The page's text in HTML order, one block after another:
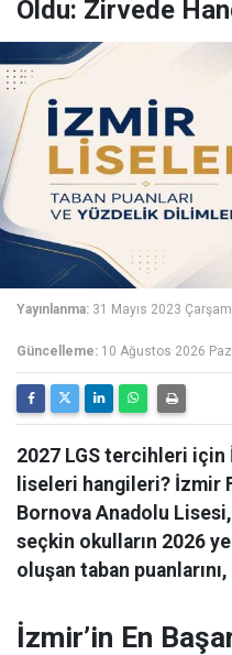
Oldu: Zirvede
Yayınlanma: 31 Mayıs 2023
Güncelleme: 10 Ağustos 2026
2027 LGS tercihleri için
liseleri hangileri? İzmir
Bornova Anadolu
seçkin okulların 2026
oluşan taban
İzmir’in En